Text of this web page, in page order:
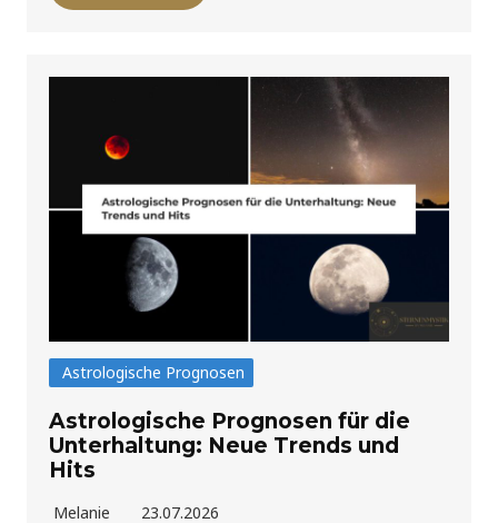
Astrologische Prognosen
Astrologische Prognosen für die
Unterhaltung: Neue Trends und
Hits
Melanie 23.07.2026